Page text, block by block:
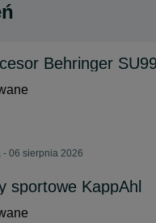
Behringer
- 06 sierpnia 2026
sportowe KappAhl